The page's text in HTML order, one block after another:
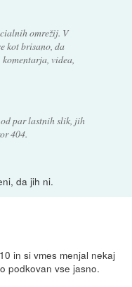
omrežij. V
kot brisano, da
videa,
par lastnih slik, jih
404.
da jih ni.
in si vmes menjal nekaj
podkovan vse jasno.